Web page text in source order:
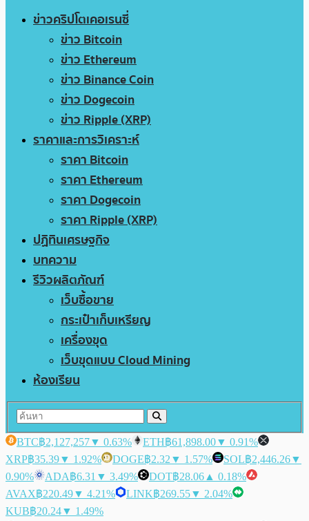
ข่าวคริปโตเคอเรนซี่
ข่าว Bitcoin
ข่าว Ethereum
ข่าว Binance Coin
ข่าว Dogecoin
ข่าว Ripple (XRP)
ราคาและการวิเคราะห์
ราคา Bitcoin
ราคา Ethereum
ราคา Dogecoin
ราคา Ripple (XRP)
ปฏิทินเศรษฐกิจ
บทความ
รีวิวผลิตภัณฑ์
เว็บซื้อขาย
กระเป๋าเก็บเหรียญ
เครื่องขุด
เว็บขุดแบบ Cloud Mining
ห้องเรียน
BTC฿2,127,257▼ 0.63% ETH฿61,898.00▼ 0.91%
XRP฿35.39▼ 1.92% DOGE฿2.32 ▼ 1.57% SOL฿2,446.26▼
0.90%
ADA฿6.31 ▼ 3.49% DOT฿28.06 ▲ 0.18%
AVAX฿220.49▼ 4.21% LINK฿269.55▼ 2.04%
KUB฿20.24▼ 1.49%